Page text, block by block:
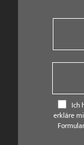
Ich
erkläre